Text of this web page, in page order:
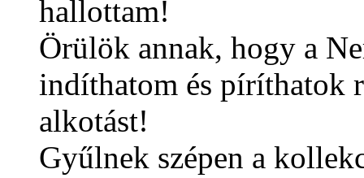
hallottam!
Örülök annak, hogy a
indíthatom és píríthatok
alkotást!
Gyűlnek szépen a